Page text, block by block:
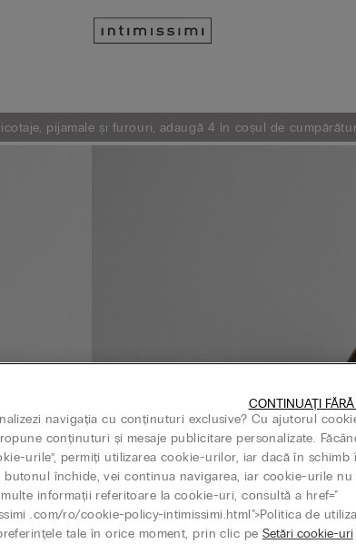
pijamale și furouri, adaugă 4 în coșul de
navigația cu conținuturi exclusive? Cu ajutorul
conținuturi și mesaje publicitare personalizate.
urile”, permiți utilizarea cookie-urilor, iar dacă în schimb
butonul închide, vei continua navigarea, iar cookie-urile
informații referitoare la cookie-uri, consultă a href="
.com/ro/cookie-policy-intimissimi.html">Politica de
tale în orice moment, prin clic pe Setări cookie-uri
CONTINUAȚI